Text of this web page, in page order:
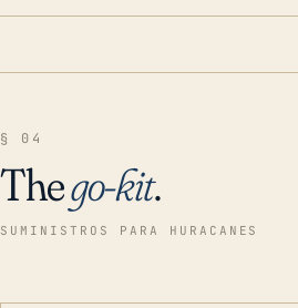
§ 04
Thego-kit.
SUMINISTROS PARA HURACANES